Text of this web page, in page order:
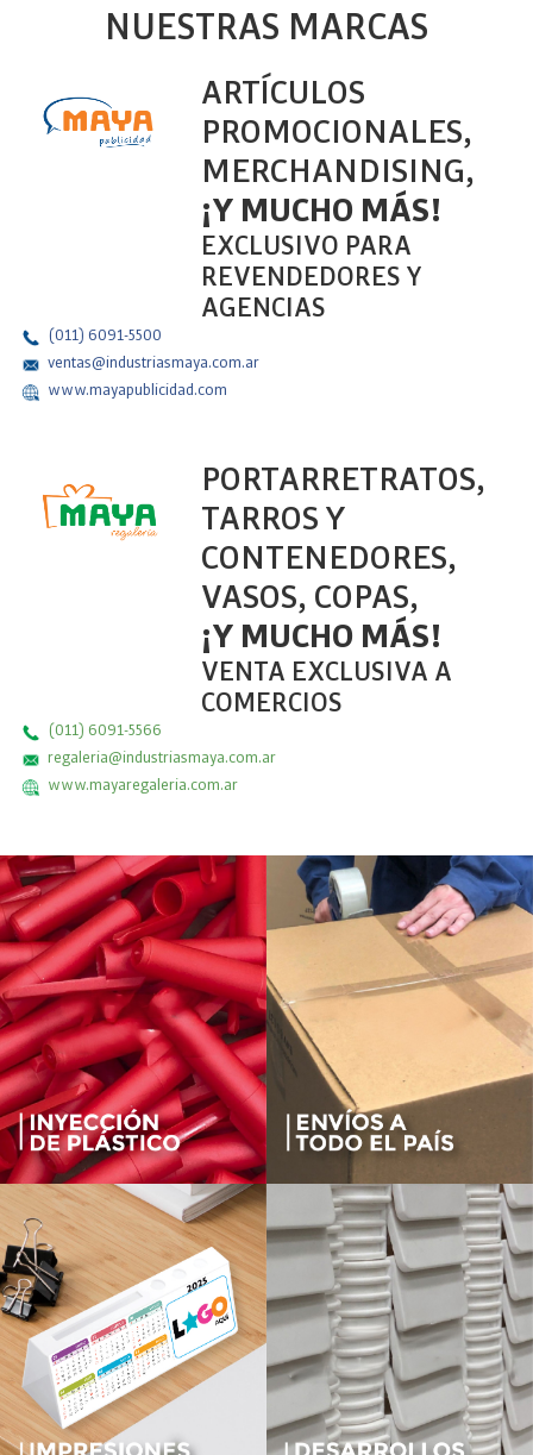
NUESTRAS MARCAS
ARTÍCULOS
PROMOCIONALES,
MERCHANDISING,
¡Y MUCHO MÁS!
EXCLUSIVO PARA
REVENDEDORES Y
AGENCIAS
(011) 6091-5500
ventas@industriasmaya.com.ar
www.mayapublicidad.com
PORTARRETRATOS,
TARROS Y
CONTENEDORES,
VASOS, COPAS,
¡Y MUCHO MÁS!
VENTA EXCLUSIVA A
COMERCIOS
(011) 6091-5566
regaleria@industriasmaya.com.ar
www.mayaregaleria.com.ar